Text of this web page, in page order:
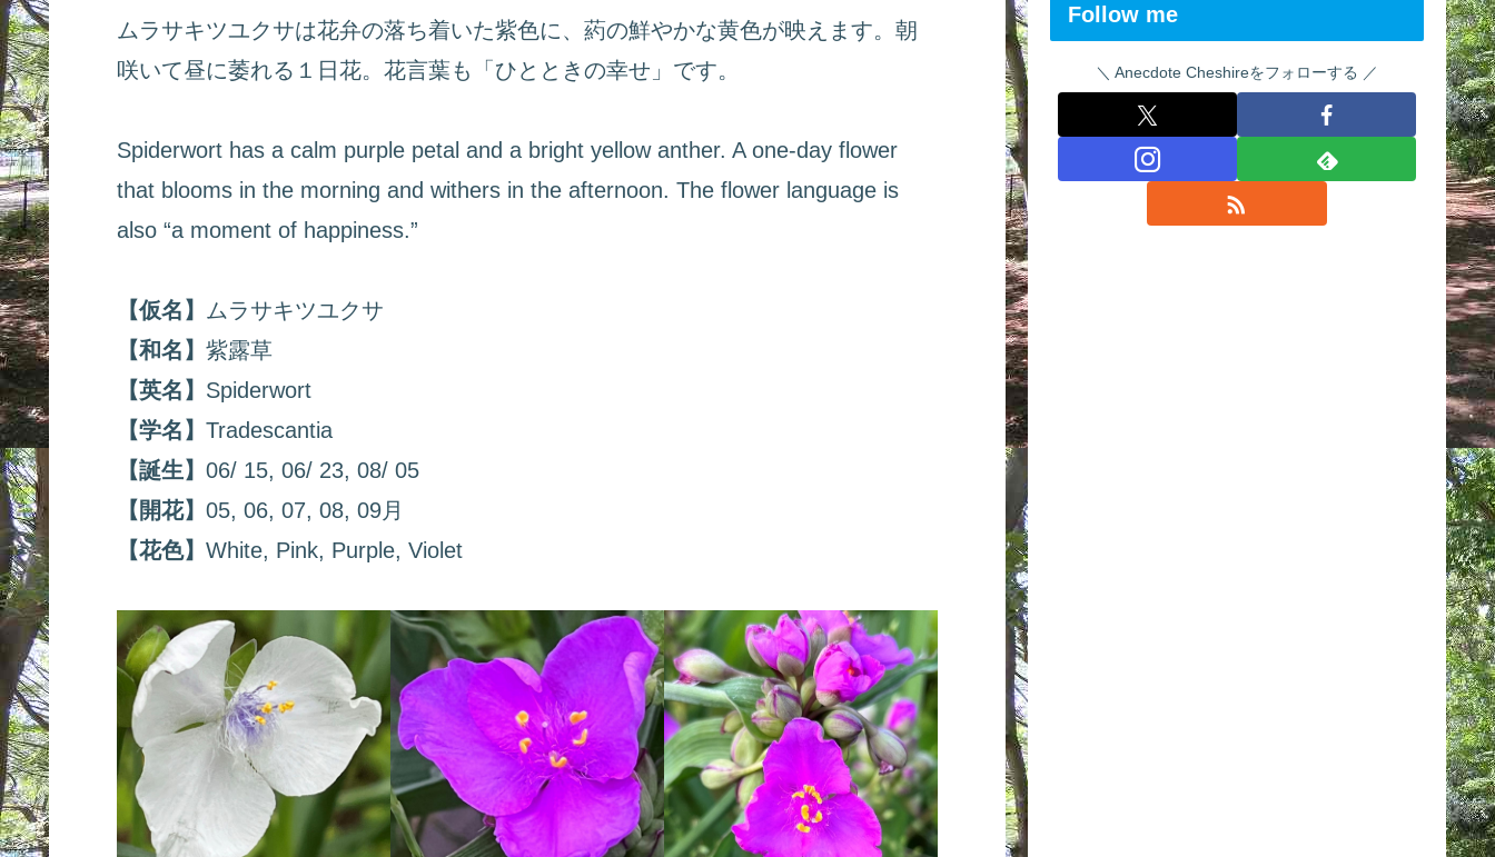
ムラサキツユクサは花弁の落ち着いた紫色に、葯の鮮やかな黄色が映えます。朝
咲いて昼に萎れる１日花。花言葉も「ひとときの幸せ」です。
Spiderwort has a calm purple petal and a bright yellow anther. A one-day flower
that blooms in the morning and withers in the afternoon. The flower language is
also “a moment of happiness.”
【仮名】
ムラサキツユクサ
【和名】 紫露草
【英名】 Spiderwort
【学名】 Tradescantia
【誕生】 06/ 15, 06/ 23, 08/ 05
【開花】 05, 06, 07, 08, 09月
【花色】 White, Pink, Purple, Violet
Follow me
Anecdote Cheshireをフォローする